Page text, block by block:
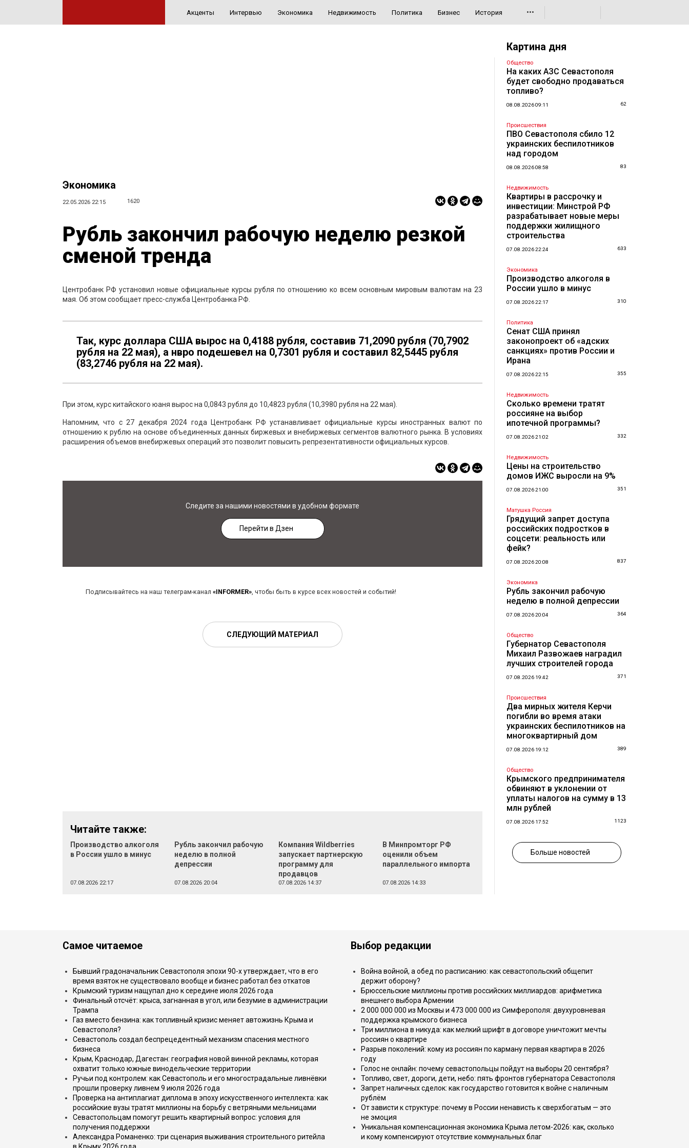
Акценты Интервью Экономика Недвижимость Политика Бизнес История •••
Экономика
22.05.2026 22:15 1620
Рубль закончил рабочую неделю резкой
сменой тренда
Центробанк РФ установил новые официальные курсы рубля по отношению ко всем основным мировым валютам на 23
мая. Об этом сообщает пресс-служба Центробанка РФ.
Так, курс доллара США вырос на 0,4188 рубля, составив 71,2090 рубля (70,7902
рубля на 22 мая), а нвро подешевел на 0,7301 рубля и составил 82,5445 рубля
(83,2746 рубля на 22 мая).
При этом, курс китайского юаня вырос на 0,0843 рубля до 10,4823 рубля (10,3980 рубля на 22 мая).
Напомним, что с 27 декабря 2024 года Центробанк РФ устанавливает официальные курсы иностранных валют по
отношению к рублю на основе объединенных данных биржевых и внебиржевых сегментов валютного рынка. В условиях
расширения объемов внебиржевых операций это позволит повысить репрезентативности официальных курсов.
Следите за нашими новостями в удобном формате
Перейти в Дзен
Подписывайтесь на наш телеграм-канал «INFORMER», чтобы быть в курсе всех новостей и событий!
СЛЕДУЮЩИЙ МАТЕРИАЛ
Читайте также:
Производство алкоголя
в России ушло в минус
07.08.2026 22:17
Рубль закончил рабочую
неделю в полной
депрессии
07.08.2026 20:04
Компания Wildberries
запускает партнерскую
программу для
продавцов
07.08.2026 14:37
В Минпромторг РФ
оценили объем
параллельного импорта
07.08.2026 14:33
Картина дня
Общество
На каких АЗС Севастополя
будет свободно продаваться
топливо?
08.08.2026 09:11 62
Происшествия
ПВО Севастополя сбило 12
украинских беспилотников
над городом
08.08.2026 08:58 83
Недвижимость
Квартиры в рассрочку и
инвестиции: Минстрой РФ
разрабатывает новые меры
поддержки жилищного
строительства
07.08.2026 22:24 633
Экономика
Производство алкоголя в
России ушло в минус
07.08.2026 22:17 310
Политика
Сенат США принял
законопроект об «адских
санкциях» против России и
Ирана
07.08.2026 22:15 355
Недвижимость
Сколько времени тратят
россияне на выбор
ипотечной программы?
07.08.2026 21:02 332
Недвижимость
Цены на строительство
домов ИЖС выросли на 9%
07.08.2026 21:00 351
Матушка Россия
Грядущий запрет доступа
российских подростков в
соцсети: реальность или
фейк?
07.08.2026 20:08 837
Экономика
Рубль закончил рабочую
неделю в полной депрессии
07.08.2026 20:04 364
Общество
Губернатор Севастополя
Михаил Развожаев наградил
лучших строителей города
07.08.2026 19:42 371
Происшествия
Два мирных жителя Керчи
погибли во время атаки
украинских беспилотников на
многоквартирный дом
07.08.2026 19:12 389
Общество
Крымского предпринимателя
обвиняют в уклонении от
уплаты налогов на сумму в 13
млн рублей
07.08.2026 17:52 1123
Больше новостей
Самое читаемое
Бывший градоначальник Севастополя эпохи 90-х утверждает, что в его
время взяток не существовало вообще и бизнес работал без откатов
Крымский туризм нащупал дно к середине июля 2026 года
Финальный отсчёт: крыса, загнанная в угол, или безумие в администрации
Трампа
Газ вместо бензина: как топливный кризис меняет автожизнь Крыма и
Севастополя?
Севастополь создал беспрецедентный механизм спасения местного
бизнеса
Крым, Краснодар, Дагестан: география новой винной рекламы, которая
охватит только южные винодельческие территории
Ручьи под контролем: как Севастополь и его многострадальные ливнёвки
прошли проверку ливнем 9 июля 2026 года
Проверка на антиплагиат диплома в эпоху искусственного интеллекта: как
российские вузы тратят миллионы на борьбу с ветряными мельницами
Севастопольцам помогут решить квартирный вопрос: условия для
получения поддержки
Александра Романенко: три сценария выживания строительного ритейла
Выбор редакции
Война войной, а обед по расписанию: как севастопольский общепит
держит оборону?
Брюссельские миллионы против российских миллиардов: арифметика
внешнего выбора Армении
2 000 000 000 из Москвы и 473 000 000 из Симферополя: двухуровневая
поддержка крымского бизнеса
Три миллиона в никуда: как мелкий шрифт в договоре уничтожит мечты
россиян о квартире
Разрыв поколений: кому из россиян по карману первая квартира в 2026
году
Голос не онлайн: почему севастопольцы пойдут на выборы 20 сентября?
Топливо, свет, дороги, дети, небо: пять фронтов губернатора Севастополя
Запрет наличных сделок: как государство готовится к войне с наличным
рублём
От зависти к структуре: почему в России ненависть к сверхбогатым — это
не эмоция
Уникальная компенсационная экономика Крыма летом-2026: как, сколько
и кому компенсируют отсутствие коммунальных благ